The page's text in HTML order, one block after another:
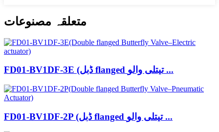
متعلقہ مصنوعات
FD01-BV1DF-3E (ڈبل flanged تیتلی والو ...
FD01-BV1DF-2P (ڈبل flanged تیتلی والو ...